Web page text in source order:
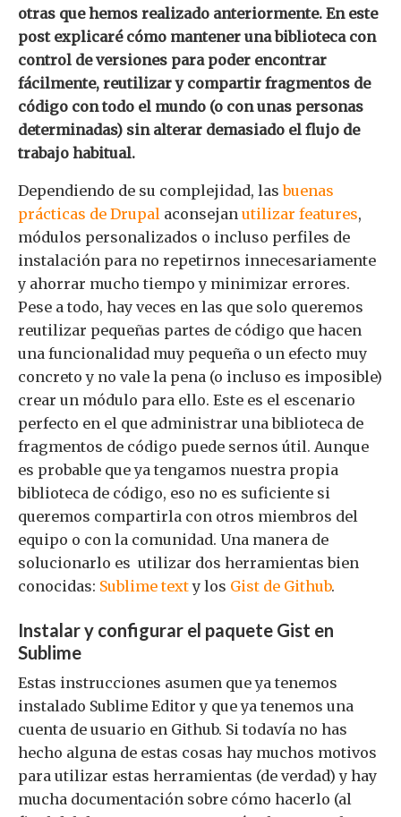
otras que hemos realizado anteriormente. En este
post explicaré cómo mantener una biblioteca con
control de versiones para poder encontrar
fácilmente, reutilizar y compartir fragmentos de
código con todo el mundo (o con unas personas
determinadas) sin alterar demasiado el flujo de
trabajo habitual.
Dependiendo de su complejidad, lasbuenas
prácticas de Drupal aconsejan utilizar features,
módulos personalizados o incluso perfiles de
instalación para no repetirnos innecesariamente
y ahorrar mucho tiempo y minimizar errores.
Pese a todo, hay veces en las que solo queremos
reutilizar pequeñas partes de código que hacen
una funcionalidad muy pequeña o un efecto muy
concreto y no vale la pena (o incluso es imposible)
crear un módulo para ello. Este es el escenario
perfecto en el que administrar una biblioteca de
fragmentos de código puede sernos útil. Aunque
es probable que ya tengamos nuestra propia
biblioteca de código, eso no es suficiente si
queremos compartirla con otros miembros del
equipo o con la comunidad. Una manera de
solucionarlo es utilizar dos herramientas bien
conocidas: Sublime texty los Gist de Github.
Instalar y configurar el paquete Gist en
Sublime
Estas instrucciones asumen que ya tenemos
instalado Sublime Editor y que ya tenemos una
cuenta de usuario en Github. Si todavía no has
hecho alguna de estas cosas hay muchos motivos
para utilizar estas herramientas (de verdad) y hay
mucha documentación sobre cómo hacerlo (al